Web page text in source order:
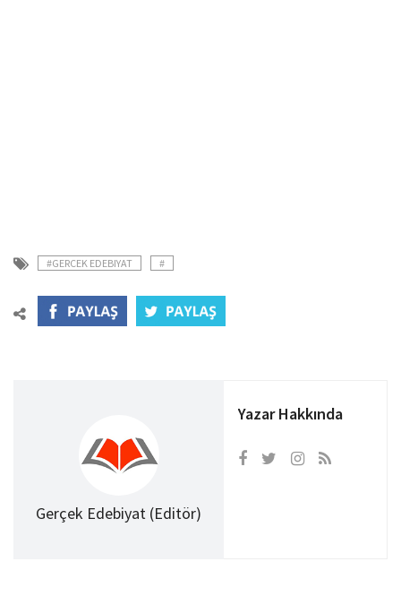
#GERCEK EDEBIYAT #
Gerçek Edebiyat (Editör)
Yazar Hakkında